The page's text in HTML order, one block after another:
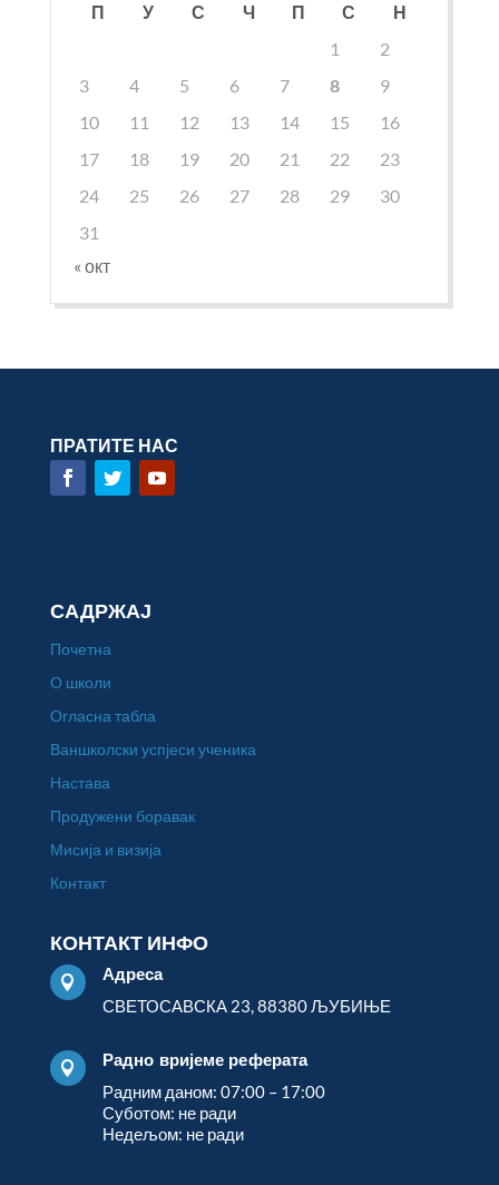
П У С Ч П С
Н
1
2
3
4 5 6 7 8
9
10
11 12 13 14 15
16
17
18 19 20 21 22
23
24
25 26 27 28 29
30
31
« окт
ПРАТИТЕ НАС
САДРЖАЈ
Почетна
О школи
Огласна табла
Ваншколски успјеси ученика
Настава
Продужени боравак
Мисија и визија
Контакт
КОНТАКТ ИНФО

Адреса
СВЕТОСАВСКА 23, 88380 ЉУБИЊЕ

Радно вријеме реферата
Радним даном: 07:00 – 17:00
Суботом: не ради
Недељом: не ради